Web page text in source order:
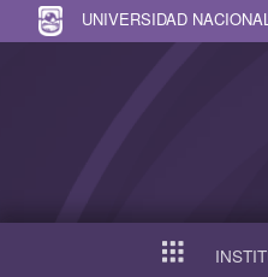
UNIVERSIDAD
INICIO